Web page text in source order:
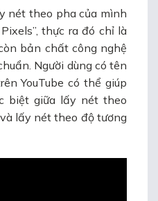
nét theo pha của mình
thực ra đó chỉ là
bản chất công nghệ
Người dùng có tên
YouTube có thể giúp
biệt giữa lấy nét theo
lấy nét theo độ tương